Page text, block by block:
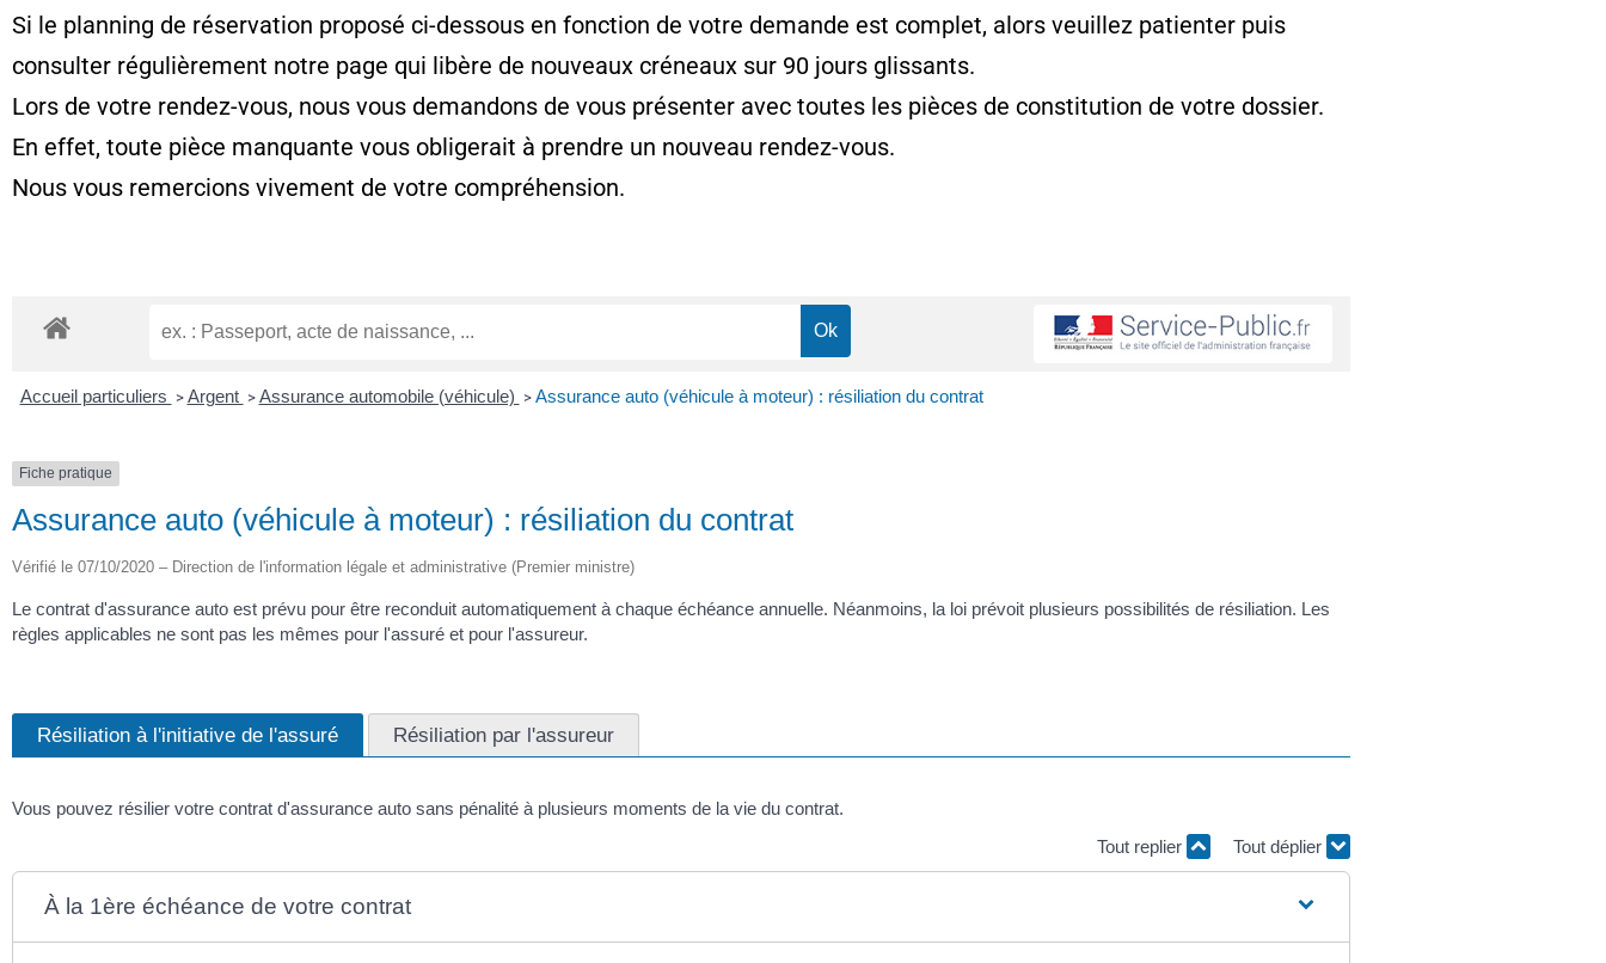
Si le planning de réservation proposé ci-dessous en fonction de votre demande est complet, alors veuillez patienter puis
consulter régulièrement notre page qui libère de nouveaux créneaux sur 90 jours glissants.
Lors de votre rendez-vous, nous vous demandons de vous présenter avec toutes les pièces de constitution de votre dossier.
En effet, toute pièce manquante vous obligerait à prendre un nouveau rendez-vous.
Nous vous remercions vivement de votre compréhension.
Accueil particuliers > Argent > Assurance automobile (véhicule) > Assurance auto (véhicule à moteur) : résiliation du contrat
Fiche pratique
Assurance auto (véhicule à moteur) : résiliation du contrat
Vérifié le 07/10/2020 – Direction de l'information légale et administrative (Premier ministre)
Le contrat d'assurance auto est prévu pour être reconduit automatiquement à chaque échéance annuelle. Néanmoins, la loi prévoit plusieurs possibilités de résiliation. Les
règles applicables ne sont pas les mêmes pour l'assuré et pour l'assureur.
Résiliation à l'initiative de l'assuré Résiliation par l'assureur
Vous pouvez résilier votre contrat d'assurance auto sans pénalité à plusieurs moments de la vie du contrat.
Tout replier
Tout déplier
À la 1ère échéance de votre contrat